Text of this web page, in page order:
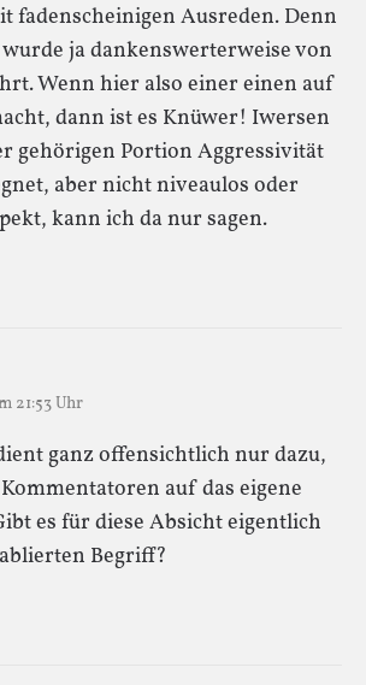
fadenscheinigen Ausreden. Denn
ja dankenswerterweise von
Wenn hier also einer einen auf
dann ist es Knüwer! Iwersen
gehörigen Portion Aggressivität
aber nicht niveaulos oder
kann ich da nur sagen.
21:53 Uhr
ganz offensichtlich nur dazu,
auf das eigene
es für diese Absicht eigentlich
Begriff?